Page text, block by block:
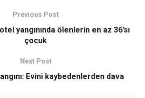
Previous Post
yangınında ölenlerin en az 36’sı
çocuk
Next Post
Evini kaybedenlerden dava